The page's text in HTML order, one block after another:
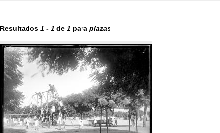
Resultados 1 - 1 de 1 para plazas